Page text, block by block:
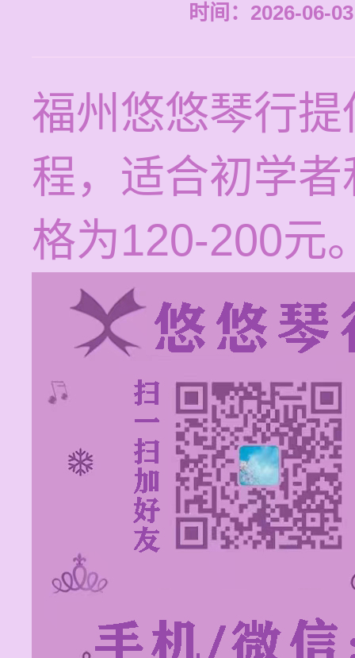
时间：2026-06-
福州悠悠琴行
程，适合初学
格为120-200元